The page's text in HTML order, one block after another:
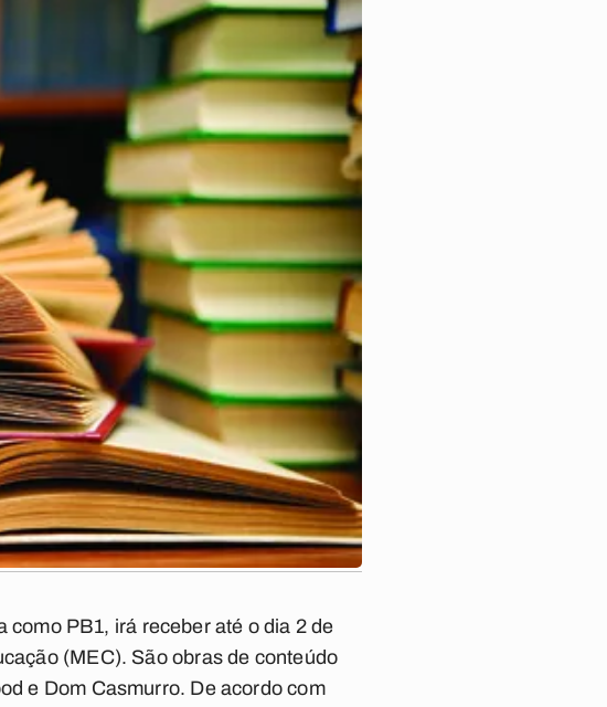
PB1, irá receber até o dia 2 de
(MEC). São obras de conteúdo
e Dom Casmurro. De acordo com